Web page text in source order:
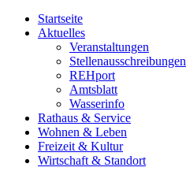
Startseite
Aktuelles
Veranstaltungen
Stellenausschreibungen
REHport
Amtsblatt
Wasserinfo
Rathaus & Service
Wohnen & Leben
Freizeit & Kultur
Wirtschaft & Standort